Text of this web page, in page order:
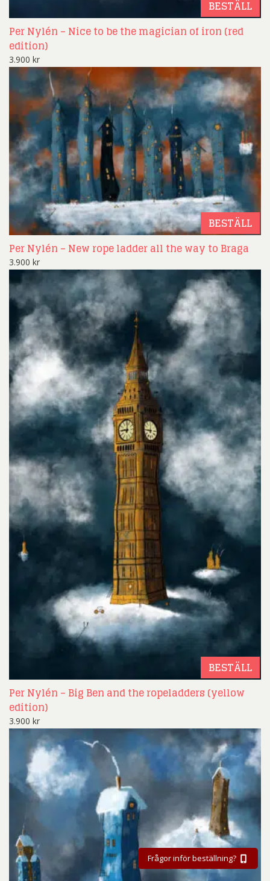
BESTÄLL
Per Nylén – Nice to be the magician of iron (red
edition)
3.900 kr
BESTÄLL
Per Nylén – New rope ladder all the way to Braga
3.900 kr
BESTÄLL
Per Nylén – Big Ben and the ropeladders (yellow
edition)
3.900 kr
Frågor inför beställning?